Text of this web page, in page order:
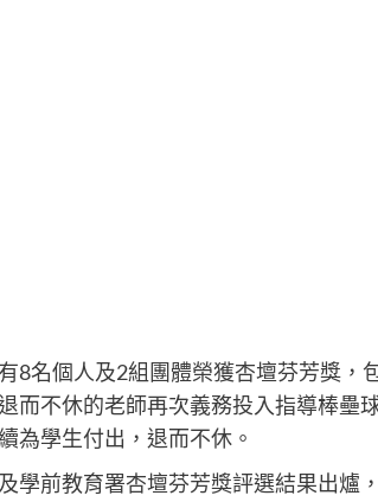
8名個人及2組團體榮獲杏壇芬芳獎，
而不休的老師再次義務投入指導棒壘
為學生付出，退而不休。
學前教育署杏壇芬芳獎評選結果出爐